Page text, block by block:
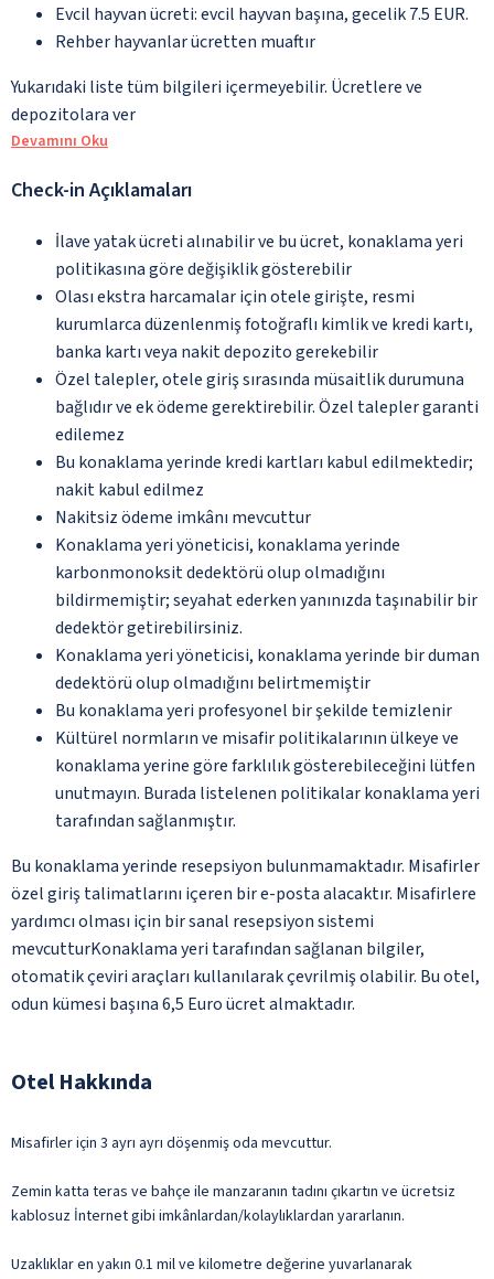
Evcil hayvan ücreti: evcil hayvan başına, gecelik 7.5 EUR.
Rehber hayvanlar ücretten muaftır
Yukarıdaki liste tüm bilgileri içermeyebilir. Ücretlere ve
depozitolara ver
Devamını Oku
Check-in Açıklamaları
İlave yatak ücreti alınabilir ve bu ücret, konaklama yeri
politikasına göre değişiklik gösterebilir
Olası ekstra harcamalar için otele girişte, resmi
kurumlarca düzenlenmiş fotoğraflı kimlik ve kredi kartı,
banka kartı veya nakit depozito gerekebilir
Özel talepler, otele giriş sırasında müsaitlik durumuna
bağlıdır ve ek ödeme gerektirebilir. Özel talepler garanti
edilemez
Bu konaklama yerinde kredi kartları kabul edilmektedir;
nakit kabul edilmez
Nakitsiz ödeme imkânı mevcuttur
Konaklama yeri yöneticisi, konaklama yerinde
karbonmonoksit dedektörü olup olmadığını
bildirmemiştir; seyahat ederken yanınızda taşınabilir bir
dedektör getirebilirsiniz.
Konaklama yeri yöneticisi, konaklama yerinde bir duman
dedektörü olup olmadığını belirtmemiştir
Bu konaklama yeri profesyonel bir şekilde temizlenir
Kültürel normların ve misafir politikalarının ülkeye ve
konaklama yerine göre farklılık gösterebileceğini lütfen
unutmayın. Burada listelenen politikalar konaklama yeri
tarafından sağlanmıştır.
Bu konaklama yerinde resepsiyon bulunmamaktadır. Misafirler
özel giriş talimatlarını içeren bir e-posta alacaktır. Misafirlere
yardımcı olması için bir sanal resepsiyon sistemi
mevcutturKonaklama yeri tarafından sağlanan bilgiler,
otomatik çeviri araçları kullanılarak çevrilmiş olabilir. Bu otel,
odun kümesi başına 6,5 Euro ücret almaktadır.
Otel Hakkında
Misafirler için 3 ayrı ayrı döşenmiş oda mevcuttur.
Zemin katta teras ve bahçe ile manzaranın tadını çıkartın ve ücretsiz
kablosuz İnternet gibi imkânlardan/kolaylıklardan yararlanın.
Uzaklıklar en yakın 0.1 mil ve kilometre değerine yuvarlanarak